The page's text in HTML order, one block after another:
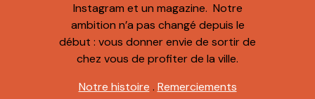
Instagram et un magazine. Notre
ambition n’a pas changé depuis le
début : vous donner envie de sortir de
chez vous de profiter de la ville.
Notre histoire . Remerciements